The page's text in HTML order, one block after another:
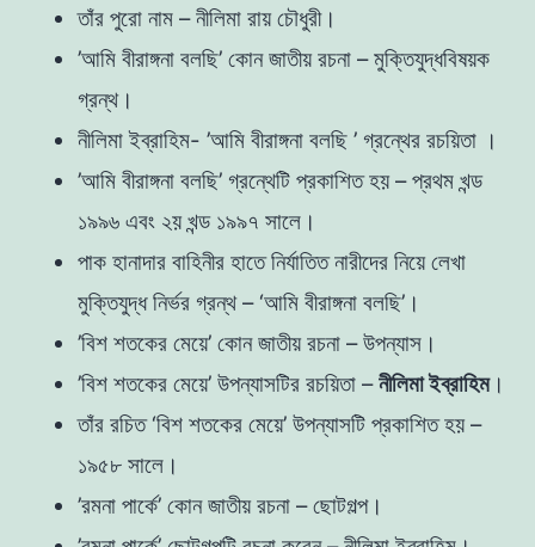
তাঁর পুরো নাম – নীলিমা রায় চৌধুরী।
’আমি বীরাঙ্গনা বলছি’ কোন জাতীয় রচনা – মুক্তিযুদ্ধবিষয়ক
গ্রন্থ।
নীলিমা ইব্রাহিম- ’আমি বীরাঙ্গনা বলছি ’ গ্রন্থের রচয়িতা ।
’আমি বীরাঙ্গনা বলছি’ গ্রন্থেটি প্রকাশিত হয় – প্রথম খন্ড
১৯৯৬ এবং ২য় খন্ড ১৯৯৭ সালে।
পাক হানাদার বাহিনীর হাতে নির্যাতিত নারীদের নিয়ে লেখা
মুক্তিযুদ্ধ নির্ভর গ্রন্থ – ‘আমি বীরাঙ্গনা বলছি’।
’বিশ শতকের মেয়ে’ কোন জাতীয় রচনা – উপন্যাস।
’বিশ শতকের মেয়ে’ উপন্যাসটির রচয়িতা –নীলিমা ইব্রাহিম।
তাঁর রচিত ‘বিশ শতকের মেয়ে’ উপন্যাসটি প্রকাশিত হয় –
১৯৫৮ সালে।
’রমনা পার্কে’ কোন জাতীয় রচনা – ছোটগল্প।